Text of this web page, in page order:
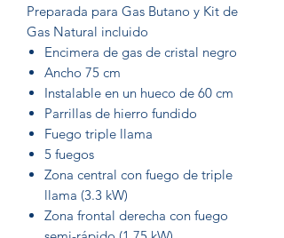
Preparada para Gas Butano y Kit de
Gas Natural incluido
Encimera de gas de cristal negro
Ancho 75 cm
Instalable en un hueco de 60 cm
Parrillas de hierro fundido
Fuego triple llama
5 fuegos
Zona central con fuego de triple
llama (3.3 kW)
Zona frontal derecha con fuego